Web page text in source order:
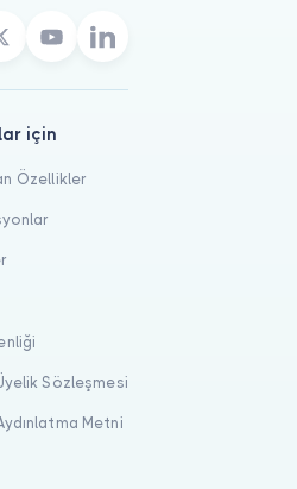
için
Özellikler
Sözleşmesi
Metni